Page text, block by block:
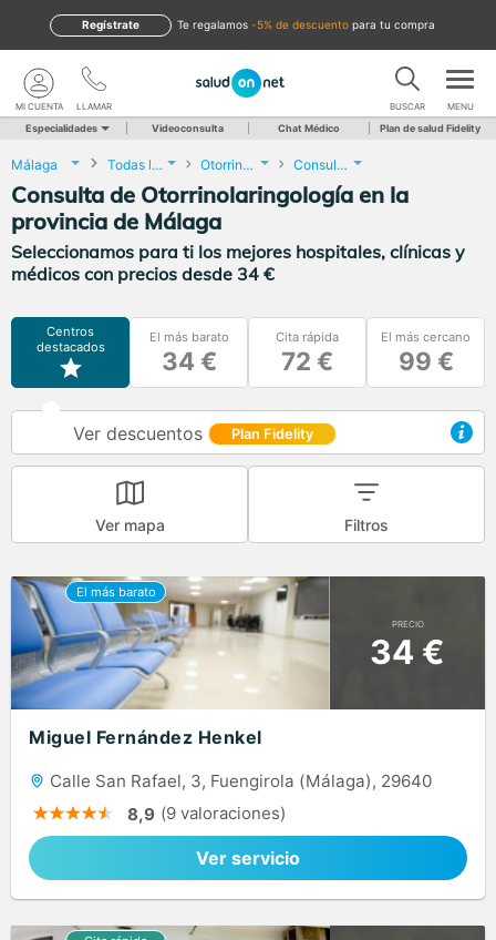
te regalamos -5% de descuento para tu compra
Regístrate
LLAMAR
MI CUENTA BUSCAR MENU
Especialidades Videoconsulta Chat Médico Plan de salud Fidelity
Málaga Todas las localidades Otorrinolaringología Consulta de Otorrinolaringología
Consulta de Otorrinolaringología en la
provincia de Málaga
Seleccionamos para ti los mejores hospitales, clínicas y
médicos con precios desde 34 €
Centros
destacados
El más barato
34 €
Cita rápida
72 €
El más cercano
99 €
Ver descuentos Plan Fidelity
Ver mapa Filtros
PRECIO
34 €
Miguel Fernández Henkel
Calle San Rafael, 3, Fuengirola (Málaga), 29640
8,9 (9 valoraciones)
Ver servicio